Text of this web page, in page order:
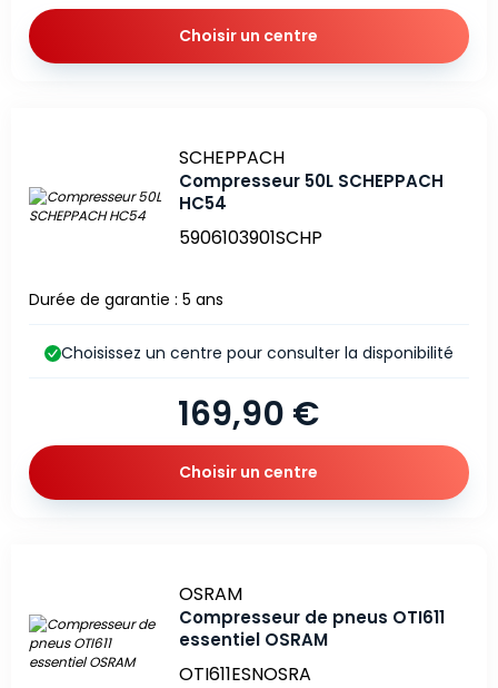
Choisir un centre
Marque
SCHEPPACH
Compresseur 50L SCHEPPACH
HC54
5906103901SCHP
Durée de garantie : 5 ans
169,90 €
Choisissez un centre pour consulter la disponibilité
Choisir un centre
Marque
OSRAM
Compresseur de pneus OTI611
essentiel OSRAM
OTI611ESNOSRA